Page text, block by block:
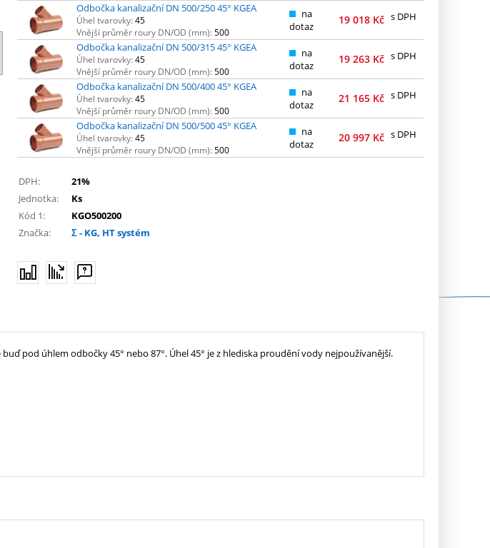
Odbočka kanalizační DN 500/250 45° KGEA
Úhel tvarovky:45
Vnější průměr roury DN/OD (mm):500
na
dotaz
19 018 Kč s DPH
Odbočka kanalizační DN 500/315 45° KGEA
Úhel tvarovky:45
Vnější průměr roury DN/OD (mm):500
na
dotaz
19 263 Kč s DPH
Odbočka kanalizační DN 500/400 45° KGEA
Úhel tvarovky:45
Vnější průměr roury DN/OD (mm):500
na
dotaz
21 165 Kč s DPH
Odbočka kanalizační DN 500/500 45° KGEA
Úhel tvarovky:45
Vnější průměr roury DN/OD (mm):500
na
dotaz
20 997 Kč s DPH
DPH:
21%
Jednotka:
Ks
Kód 1:
KGO500200
Značka:
Σ - KG, HT systém
pod úhlem odbočky 45° nebo 87°. Úhel 45° je z hlediska proudění vody nejpoužívanější.